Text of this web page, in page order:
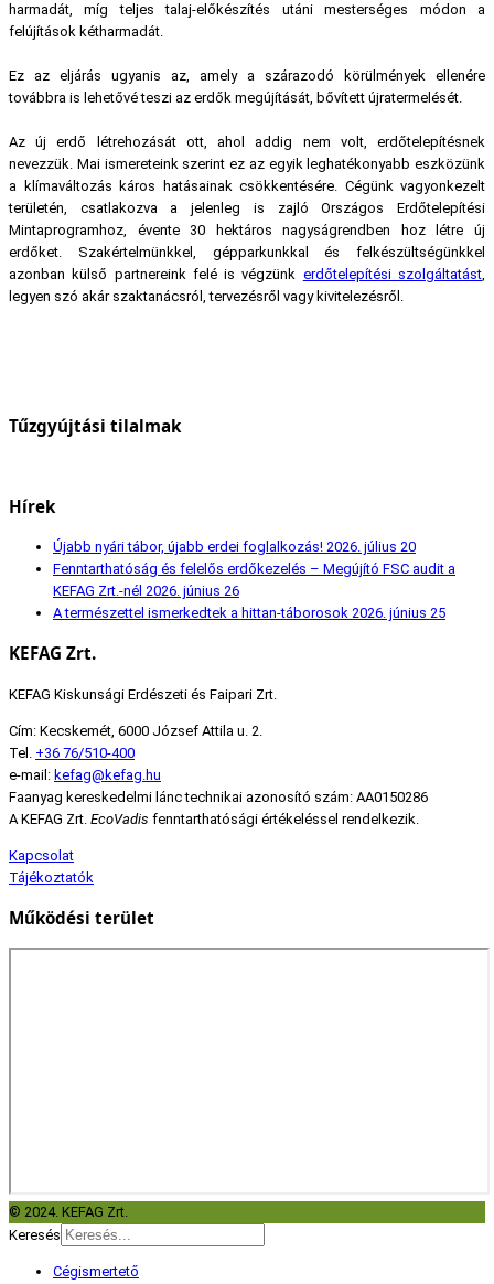
harmadát, míg teljes talaj-előkészítés utáni mesterséges módon a
felújítások kétharmadát.
Ez az eljárás ugyanis az, amely a szárazodó körülmények ellenére
továbbra is lehetővé teszi az erdők megújítását, bővített újratermelését.
Az új erdő létrehozását ott, ahol addig nem volt, erdőtelepítésnek
nevezzük. Mai ismereteink szerint ez az egyik leghatékonyabb eszközünk
a klímaváltozás káros hatásainak csökkentésére. Cégünk vagyonkezelt
területén, csatlakozva a jelenleg is zajló Országos Erdőtelepítési
Mintaprogramhoz, évente 30 hektáros nagyságrendben hoz létre új
erdőket. Szakértelmünkkel, gépparkunkkal és felkészültségünkkel
azonban külső partnereink felé is végzünk erdőtelepítési szolgáltatást,
legyen szó akár szaktanácsról, tervezésről vagy kivitelezésről.
Tűzgyújtási tilalmak
Hírek
Újabb nyári tábor, újabb erdei foglalkozás! 2026. július 20
Fenntarthatóság és felelős erdőkezelés – Megújító FSC audit a
KEFAG Zrt.-nél 2026. június 26
A természettel ismerkedtek a hittan-táborosok 2026. június 25
KEFAG Zrt.
KEFAG Kiskunsági Erdészeti és Faipari Zrt.
Cím: Kecskemét, 6000 József Attila u. 2.
Tel. +36 76/510-400
e-mail: kefag@kefag.hu
Faanyag kereskedelmi lánc technikai azonosító szám: AA0150286
A KEFAG Zrt. EcoVadis fenntarthatósági értékeléssel rendelkezik.
Kapcsolat
Tájékoztatók
Működési terület
© 2024. KEFAG Zrt.
Keresés
Cégismertető